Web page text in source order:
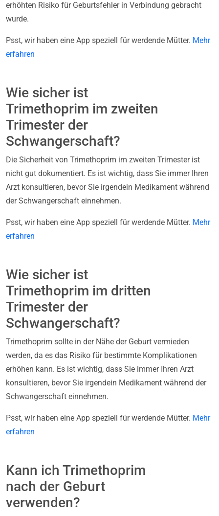
erhöhten Risiko für Geburtsfehler in Verbindung gebracht
wurde.
Psst, wir haben eine App speziell für werdende Mütter. Mehr
erfahren
Wie sicher ist
Trimethoprim im zweiten
Trimester der
Schwangerschaft?
Die Sicherheit von Trimethoprim im zweiten Trimester ist
nicht gut dokumentiert. Es ist wichtig, dass Sie immer Ihren
Arzt konsultieren, bevor Sie irgendein Medikament während
der Schwangerschaft einnehmen.
Psst, wir haben eine App speziell für werdende Mütter. Mehr
erfahren
Wie sicher ist
Trimethoprim im dritten
Trimester der
Schwangerschaft?
Trimethoprim sollte in der Nähe der Geburt vermieden
werden, da es das Risiko für bestimmte Komplikationen
erhöhen kann. Es ist wichtig, dass Sie immer Ihren Arzt
konsultieren, bevor Sie irgendein Medikament während der
Schwangerschaft einnehmen.
Psst, wir haben eine App speziell für werdende Mütter. Mehr
erfahren
Kann ich Trimethoprim
nach der Geburt
verwenden?